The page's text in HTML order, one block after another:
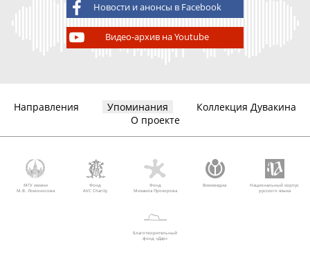
Новости и анонсы в Facebook
Видео-архив на Youtube
Направления Упоминания
Коллекция Дувакина
О проекте
МГУ имени
М.В. Ломоносова
Фонд
AVC Charity
Фонд
Михаила Прохорова
Викимедиа
Национальный корпус
русского языка
Благотворительный
фонд «Дар»